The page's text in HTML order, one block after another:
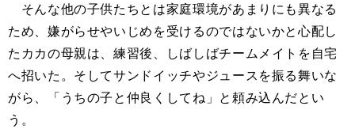
そんな他の子供たちとは家庭環境があまりにも異なる
ため、嫌がらせやいじめを受けるのではないかと心配し
たカカの母親は、練習後、しばしばチームメイトを自宅
へ招いた。そしてサンドイッチやジュースを振る舞いな
がら、「うちの子と仲良くしてね」と頼み込んだとい
う。